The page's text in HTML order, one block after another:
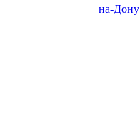
на-Дону